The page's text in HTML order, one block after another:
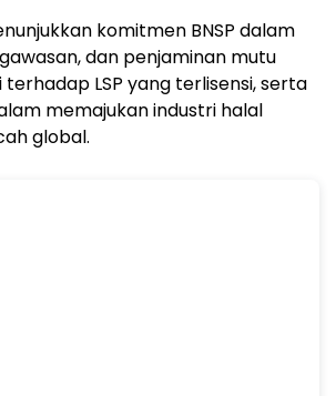
komitmen BNSP dalam
dan penjaminan mutu
LSP yang terlisensi, serta
memajukan industri halal
global.